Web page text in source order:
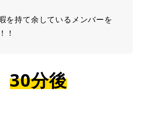
を持て余しているメンバーを
！
30分後